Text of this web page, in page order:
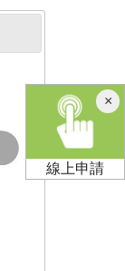
×關
閉
線上申請